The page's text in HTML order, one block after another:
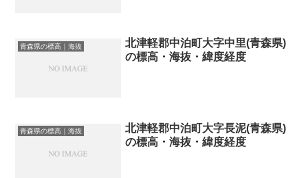
青森県の標高｜海抜
北津軽郡中泊町大字中里(青森県)
の標高・海抜・緯度経度
青森県の標高｜海抜
北津軽郡中泊町大字長泥(青森県)
の標高・海抜・緯度経度